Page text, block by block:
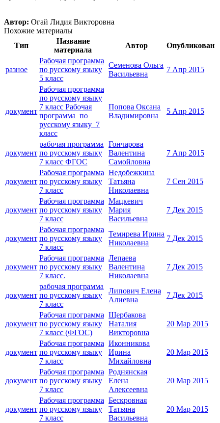
Автор: Огай Лидия Викторовна
Похожие материалы
Тип
Название
материала
Автор Опубликован
разное
Рабочая программа
по русскому языку
5 класс
Семенова Ольга
Васильевна
7 Апр 2015
документ
Рабочая программа
по русскому языку
7 класс Рабочая
программа по
русскому языку 7
класс
Попова Оксана
Владимировна
5 Апр 2015
документ
рабочая программа
по русскому языку
7 класс ФГОС
Гончарова
Валентина
Самойловна
7 Апр 2015
документ
Рабочая программа
по русскому языку
7 класс
Недобежкина
Татьяна
Николаевна
7 Сен 2015
документ
Рабочая программа
по русскому языку
7 класс
Мацкевич
Мария
Васильевна
7 Дек 2015
документ
Рабочая программа
по русскому языку
7 класс
Темирева Ирина
Николаевна
7 Дек 2015
документ
Рабочая программа
по русскому языку
7 класс.
Лепаева
Валентина
Николаевна
7 Дек 2015
документ
рабочая программа
по русскому языку
7 класс
Липович Елена
Алиевна
7 Дек 2015
документ
Рабочая программа
по русскому языку
7 класс (ФГОС)
Щербакова
Наталия
Викторовна
20 Мар 2015
документ
Рабочая программа
по русскому языку
7 класс
Иконникова
Ирина
Михайловна
20 Мар 2015
документ
Рабочая программа
по русскому языку
7 класс
Роднянская
Елена
Алексеевна
20 Мар 2015
документ
Рабочая программа
по русскому языку
7 класс
Бескровная
Татьяна
Васильевна
20 Мар 2015